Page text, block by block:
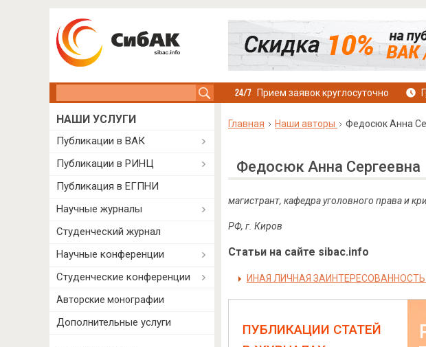
Прием заявок круглосуточно
Главная Наши авторы Федосюк Анна
Федосюк Анна Сергеевна
магистрант, кафедра уголовного права и
РФ, г. Киров
Статьи на сайте sibac.info
ИНАЯ ЛИЧНАЯ
ПУБЛИКАЦИИ СТАТЕЙ
НАШИ УСЛУГИ
Публикации в ВАК
Публикации в РИНЦ
Публикация в ЕГПНИ
Научные журналы
Студенческий журнал
Научные конференции
Студенческие конференции
Авторские монографии
Дополнительные услуги